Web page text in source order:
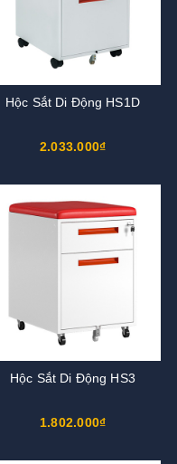
Hộc Sắt Di Động HS1D
2.033.000₫
Hộc Sắt Di Động HS3
1.802.000₫